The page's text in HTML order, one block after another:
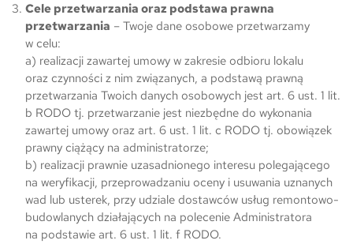
Cele przetwarzania oraz podstawa prawna
przetwarzania – Twoje dane osobowe przetwarzamy
w celu:
a) realizacji zawartej umowy w zakresie odbioru lokalu
oraz czynności z nim związanych, a podstawą prawną
przetwarzania Twoich danych osobowych jest art. 6 ust. 1 lit.
b RODO tj. przetwarzanie jest niezbędne do wykonania
zawartej umowy oraz art. 6 ust. 1 lit. c RODO tj. obowiązek
prawny ciążący na administratorze;
b) realizacji prawnie uzasadnionego interesu polegającego
na weryfikacji, przeprowadzaniu oceny i usuwania uznanych
wad lub usterek, przy udziale dostawców usług remontowo-
budowlanych działających na polecenie Administratora
na podstawie art. 6 ust. 1 lit. f RODO.